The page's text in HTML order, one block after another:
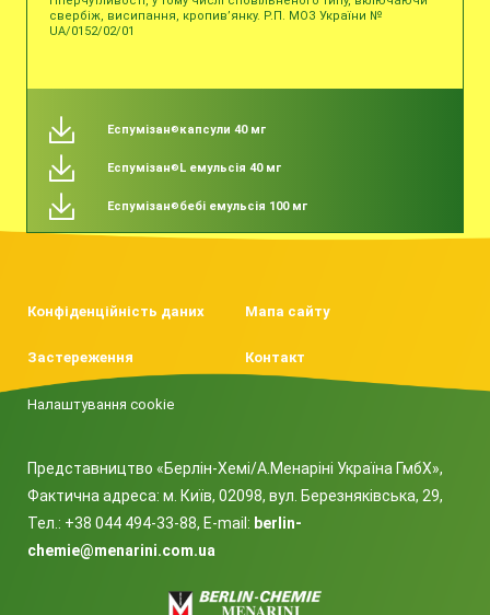
свербіж, висипання, кропив’янку. Р.П. МОЗ України №
UA/0152/02/01
Еспумізан® капсули 40 мг
Еспумізан® L емульсія 40 мг
Еспумізан® бебі емульсія 100 мг
Конфіденційність даних Мапа сайту
Застереження Контакт
Налаштування cookie
Представництво «Берлін-Хемі/А.Менаріні Україна ГмбХ»,
Фактична адреса: м. Київ, 02098, вул. Березняківська, 29,
Тел.: +38 044 494-33-88, E-mail: berlin-
chemie@menarini.com.ua